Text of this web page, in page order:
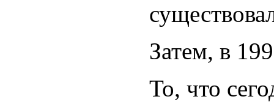
Затем, в
То, что